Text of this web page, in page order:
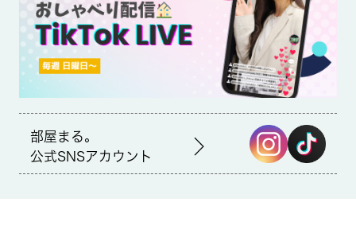
顔を確認できます。太陽光の暖かさを実感しやすい南向き空間の
物件です。 城南コミュニティのホームページから住まいを探し
てみませんか。わたしたちが快適な住まい探しをお手伝い致しま
部屋まる。
公式SNSアカウント